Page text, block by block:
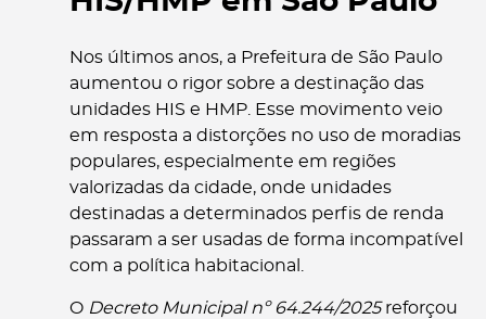
Nos últimos anos, a Prefeitura de São Paulo
aumentou o rigor sobre a destinação das
unidades HIS e HMP. Esse movimento veio
em resposta a distorções no uso de moradias
populares, especialmente em regiões
valorizadas da cidade, onde unidades
destinadas a determinados perfis de renda
passaram a ser usadas de forma incompatível
com a política habitacional.
O Decreto Municipal nº 64.244/2025reforçou